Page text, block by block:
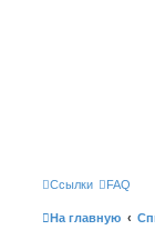
Ссылки FAQ
На главную